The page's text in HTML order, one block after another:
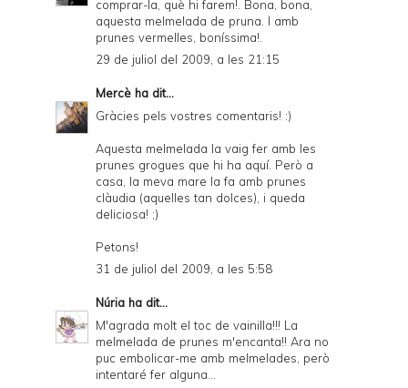
comprar-la, què hi farem!. Bona, bona,
aquesta melmelada de pruna. I amb
prunes vermelles, boníssima!.
29 de juliol del 2009, a les 21:15
Mercè ha dit...
Gràcies pels vostres comentaris! :)
Aquesta melmelada la vaig fer amb les
prunes grogues que hi ha aquí. Però a
casa, la meva mare la fa amb prunes
clàudia (aquelles tan dolces), i queda
deliciosa! ;)
Petons!
31 de juliol del 2009, a les 5:58
Núria ha dit...
M'agrada molt el toc de vainilla!!! La
melmelada de prunes m'encanta!! Ara no
puc embolicar-me amb melmelades, però
intentaré fer alguna...